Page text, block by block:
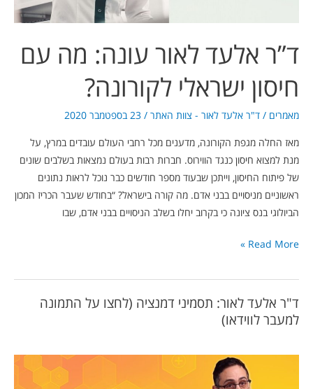
ד"ר אלעד לאור: תסמיני דמנציה (לחצו על התמונה
למעבר לווידאו)
ד”ר אלעד לאור עונה: מה עם
חיסון ישראלי לקורונה?
מאמרים / ד"ר אלעד לאור - צוות האתר / 23 בספטמבר 2020
מאז החלה מגפת הקורונה, מדענים מכל רחבי העולם עובדים במרץ, על
מנת למצוא חיסון כנגד הווירוס. חברות רבות בעולם נמצאות בשלבים שונים
של פיתוח החיסון, וייתכן שבעוד מספר חודשים כבר נוכל לראות נתונים
ראשוניים מניסויים בבני אדם. מה קורה בישראל? “בחודש שעבר הכריז המכון
הביולוגי בנס ציונה כי בקרוב יחלו בשלב הניסויים בבני אדם, שבו
Read More »